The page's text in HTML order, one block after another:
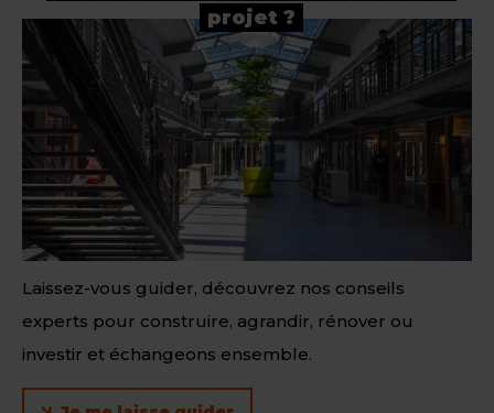
projet ?
Laissez-vous guider, découvrez nos conseils
experts pour construire, agrandir, rénover ou
investir et échangeons ensemble.